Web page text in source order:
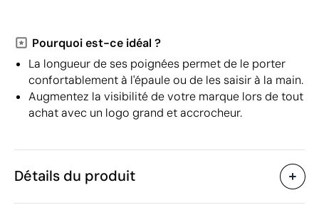
Pourquoi est-ce idéal ?
La longueur de ses poignées permet de le porter
confortablement à l'épaule ou de les saisir à la main.
Augmentez la visibilité de votre marque lors de tout
achat avec un logo grand et accrocheur.
Détails du produit